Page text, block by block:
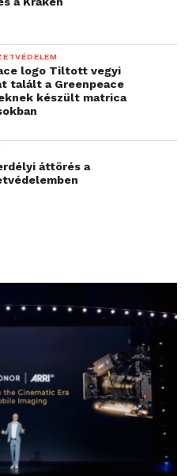
logo Tiltott vegyi
talált a Greenpeace
készült matrica
áttörés a